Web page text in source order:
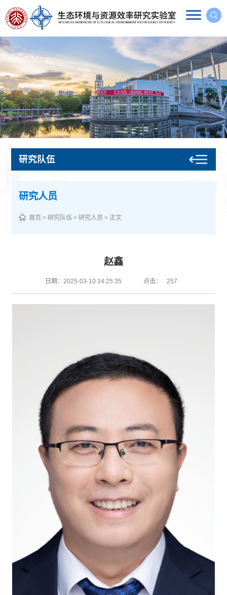
研究队伍
研究人员
首页 >研究队伍 >研究人员 > 正文
赵鑫
日期：2025-03-10 14:25:35 点击： 257